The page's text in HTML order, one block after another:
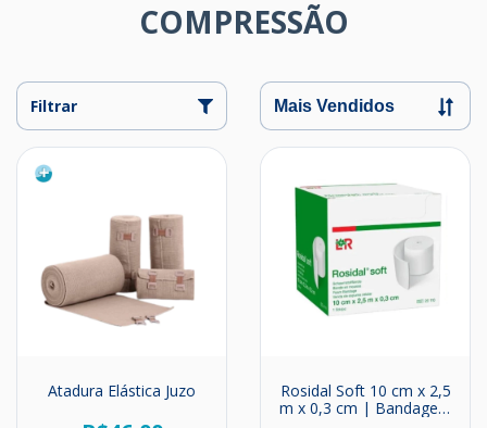
COMPRESSÃO
Filtrar
Atadura Elástica Juzo
Rosidal Soft 10 cm x 2,5
m x 0,3 cm | Bandagem